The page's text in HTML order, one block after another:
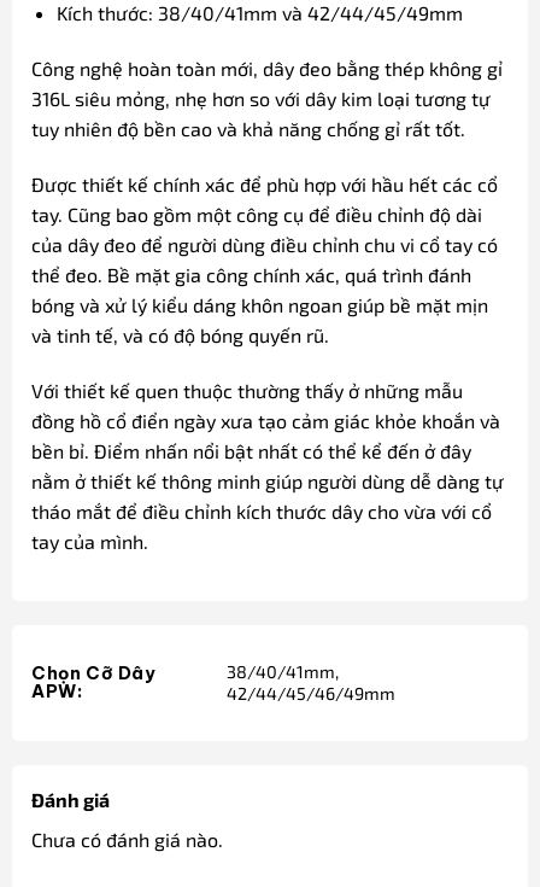
Kích thước: 38/40/41mm và 42/44/45/49mm
Công nghệ hoàn toàn mới, dây đeo bằng thép không gỉ
316L siêu mỏng, nhẹ hơn so với dây kim loại tương tự
tuy nhiên độ bền cao và khả năng chống gỉ rất tốt.
Được thiết kế chính xác để phù hợp với hầu hết các cổ
tay. Cũng bao gồm một công cụ để điều chỉnh độ dài
của dây đeo để người dùng điều chỉnh chu vi cổ tay có
thể đeo. Bề mặt gia công chính xác, quá trình đánh
bóng và xử lý kiểu dáng khôn ngoan giúp bề mặt mịn
và tinh tế, và có độ bóng quyến rũ.
Với thiết kế quen thuộc thường thấy ở những mẫu
đồng hồ cổ điển ngày xưa tạo cảm giác khỏe khoắn và
bền bỉ. Điểm nhấn nổi bật nhất có thể kể đến ở đây
nằm ở thiết kế thông minh giúp người dùng dễ dàng tự
tháo mắt để điều chỉnh kích thước dây cho vừa với cổ
tay của mình.
Chọn Cỡ Dây
APW:
38/40/41mm,
42/44/45/46/49mm
Đánh giá
Chưa có đánh giá nào.